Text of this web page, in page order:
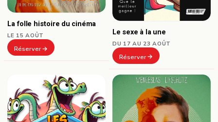
La folle histoire du cinéma
LE 15 AOÛT
Réserver
Le sexe à la une
DU 17 AU 23 AOÛT
Réserver